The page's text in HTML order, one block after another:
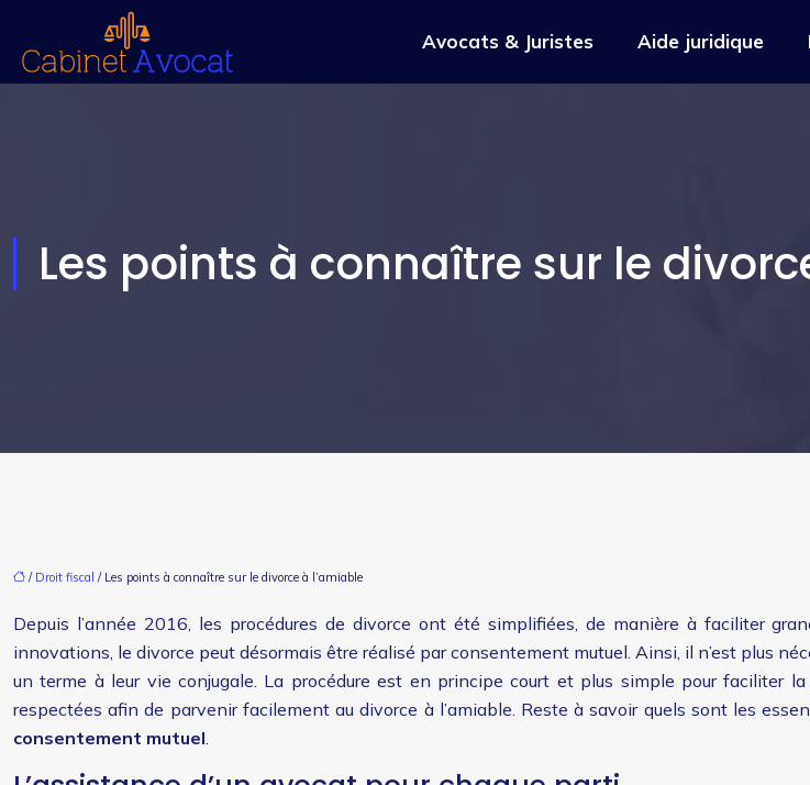
Avocats & Juristes Aide juridique
Les points à connaître sur le
/ Droit fiscal / Les points à connaître sur le divorce à l’amiable
Depuis l’année 2016, les procédures de divorce ont été simplifiées, de manière à faciliter
innovations, le divorce peut désormais être réalisé par consentement mutuel. Ainsi, il n’est plus
un terme à leur vie conjugale. La procédure est en principe court et plus simple pour faciliter
respectées afin de parvenir facilement au divorce à l’amiable. Reste à savoir quels sont les
consentement mutuel.